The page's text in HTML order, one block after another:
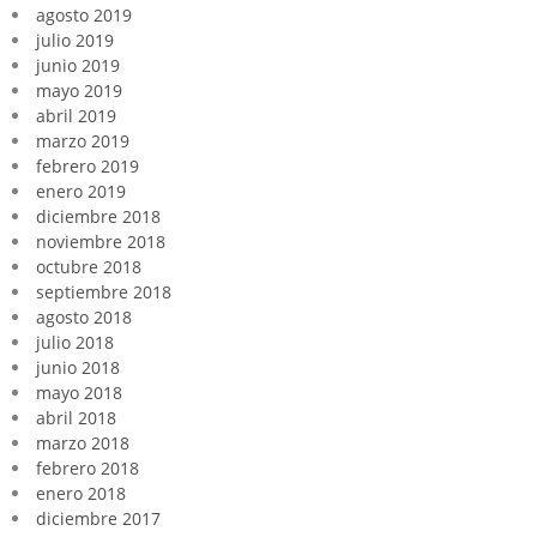
agosto 2019
julio 2019
junio 2019
mayo 2019
abril 2019
marzo 2019
febrero 2019
enero 2019
diciembre 2018
noviembre 2018
octubre 2018
septiembre 2018
agosto 2018
julio 2018
junio 2018
mayo 2018
abril 2018
marzo 2018
febrero 2018
enero 2018
diciembre 2017